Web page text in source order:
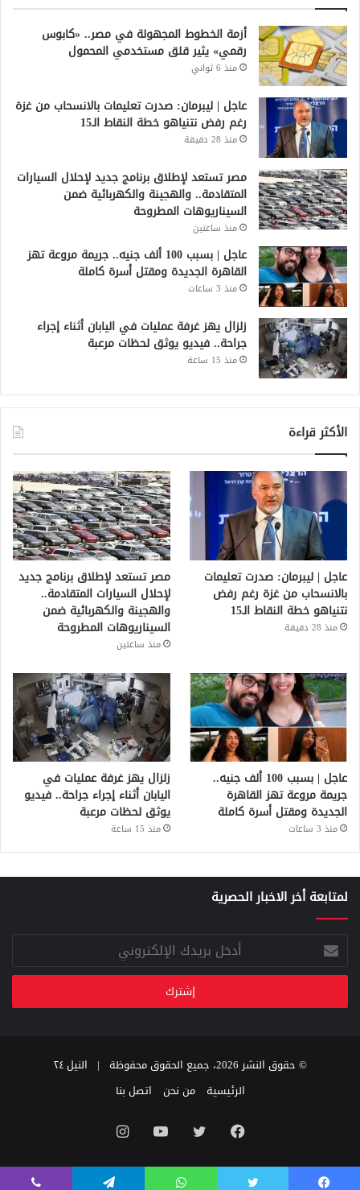
أزمة الخطوط المجهولة في مصر.. «كابوس
رقمي» يثير قلق مستخدمي المحمول
منذ 6 ثواني
عاجل | ليبرمان: صدرت تعليمات بالانسحاب من غزة
رغم رفض نتنياهو خطة النقاط الـ15
منذ 28 دقيقة
مصر تستعد لإطلاق برنامج جديد لإحلال السيارات
المتقادمة.. والهجينة والكهربائية ضمن
السيناريوهات المطروحة
منذ ساعتين
عاجل | بسبب 100 ألف جنيه.. جريمة مروعة تهز
القاهرة الجديدة ومقتل أسرة كاملة
منذ 3 ساعات
زلزال يهز غرفة عمليات في اليابان أثناء إجراء
جراحة.. فيديو يوثق لحظات مرعبة
منذ 15 ساعة
الأكثر قراءة
عاجل | ليبرمان: صدرت تعليمات
بالانسحاب من غزة رغم رفض
نتنياهو خطة النقاط الـ15
منذ 28 دقيقة
مصر تستعد لإطلاق برنامج جديد
لإحلال السيارات المتقادمة..
والهجينة والكهربائية ضمن
السيناريوهات المطروحة
منذ ساعتين
عاجل | بسبب 100 ألف جنيه..
جريمة مروعة تهز القاهرة
الجديدة ومقتل أسرة كاملة
منذ 3 ساعات
زلزال يهز غرفة عمليات في
اليابان أثناء إجراء جراحة.. فيديو
يوثق لحظات مرعبة
منذ 15 ساعة
لمتابعة أخر الاخبار الحصرية
أدخل
بريدك
الإلكتروني
© حقوق النشر 2026، جميع الحقوق محفوظة |
النيل ٢٤
الرئيسية
من نحن اتصل بنا
فيسبوك تويتر يوتيوب